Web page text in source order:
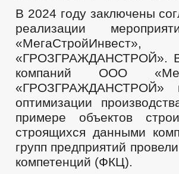
В 2024 году заключены
реализации
«ГРОЗГРАЖДАНСТРОЙ». В
компаний ООО
«ГРОЗГРАЖДАНСТРОЙ»
оптимизации
примере объектов
строящихся данными
групп предприятий
компетенций (ФКЦ).